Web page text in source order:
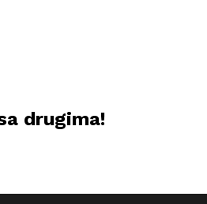
drugima!